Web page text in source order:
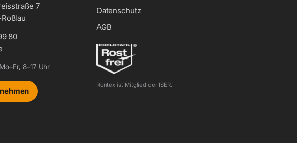
7
80
8–17 Uhr
Datenschutz
AGB
Rontex ist Mitglied der ISER.